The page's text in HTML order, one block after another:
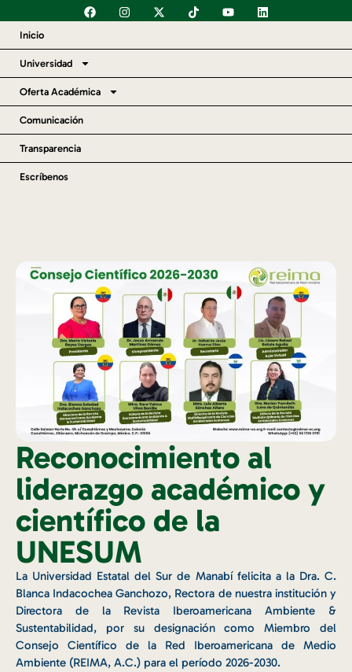
Inicio
Universidad
Oferta Académica
Comunicación
Transparencia
Escríbenos
Reconocimiento al
liderazgo académico y
científico de la
UNESUM
La Universidad Estatal del Sur de Manabí felicita a la Dra. C.
Blanca Indacochea Ganchozo, Rectora de nuestra institución y
Directora de la Revista Iberoamericana Ambiente &
Sustentabilidad, por su designación como Miembro del
Consejo Científico de la Red Iberoamericana de Medio
Ambiente (REIMA, A.C.) para el período 2026-2030.